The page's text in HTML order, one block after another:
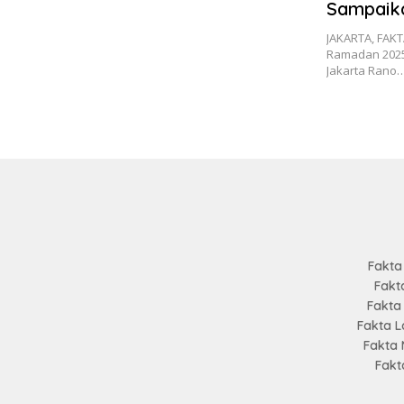
Gratis
JAKARTA,
Ramadan
Jakarta
Fakta
Fakta
Fakta